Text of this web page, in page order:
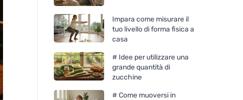
Impara come misurare il
tuo livello di forma fisica a
casa
# Idee per utilizzare una
grande quantità di
zucchine
# Come muoversi in